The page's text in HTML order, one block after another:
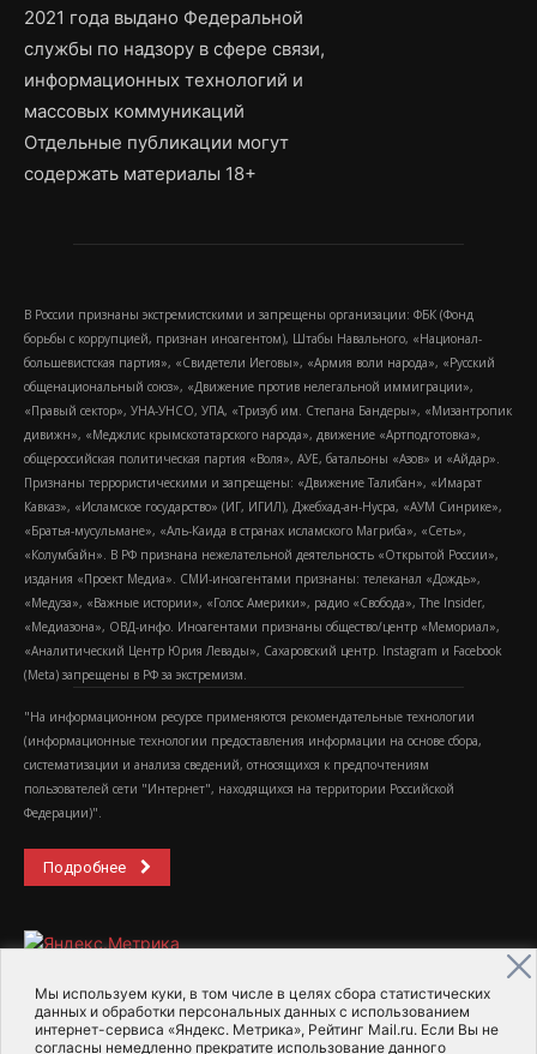
Мы используем куки, в том числе в целях сбора статистических
данных и обработки персональных данных с использованием
интернет-сервиса «Яндекс. Метрика», Рейтинг Mail.ru. Если Вы не
согласны немедленно прекратите использование данного
2021 года выдано Федеральной
службы по надзору в сфере связи,
информационных технологий и
массовых коммуникаций
Отдельные публикации могут
содержать материалы 18+
В России признаны экстремистскими и запрещены организации: ФБК (Фонд
борьбы с коррупцией, признан иноагентом), Штабы Навального, «Национал-
большевистская партия», «Свидетели Иеговы», «Армия воли народа», «Русский
общенациональный союз», «Движение против нелегальной иммиграции»,
«Правый сектор», УНА-УНСО, УПА, «Тризуб им. Степана Бандеры», «Мизантропик
дивижн», «Меджлис крымскотатарского народа», движение «Артподготовка»,
общероссийская политическая партия «Воля», АУЕ, батальоны «Азов» и «Айдар».
Признаны террористическими и запрещены: «Движение Талибан», «Имарат
Кавказ», «Исламское государство» (ИГ, ИГИЛ), Джебхад-ан-Нусра, «АУМ Синрике»,
«Братья-мусульмане», «Аль-Каида в странах исламского Магриба», «Сеть»,
«Колумбайн». В РФ признана нежелательной деятельность «Открытой России»,
издания «Проект Медиа». СМИ-иноагентами признаны: телеканал «Дождь»,
«Медуза», «Важные истории», «Голос Америки», радио «Свобода», The Insider,
«Медиазона», ОВД-инфо. Иноагентами признаны общество/центр «Мемориал»,
«Аналитический Центр Юрия Левады», Сахаровский центр. Instagram и Facebook
(Metа) запрещены в РФ за экстремизм.
"На информационном ресурсе применяются рекомендательные технологии
(информационные технологии предоставления информации на основе сбора,
систематизации и анализа сведений, относящихся к предпочтениям
пользователей сети "Интернет", находящихся на территории Российской
Федерации)".
Подробнее
2015-2026- Информационное агентство МедиаПоток